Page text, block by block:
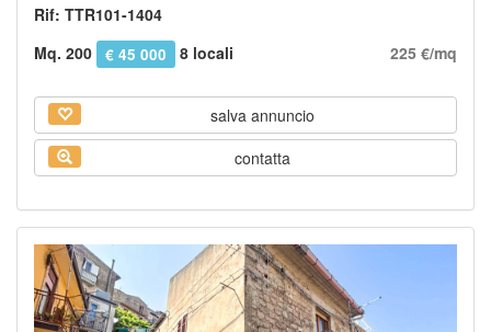
Rif: TTR101-1404
Mq. 200
€ 45 000 8 locali 225 €/mq
salva annuncio
contatta
Previous